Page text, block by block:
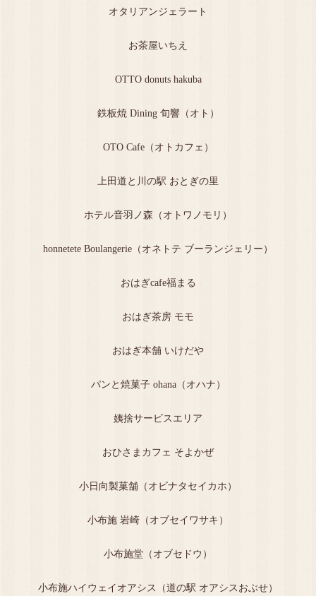
オタリアンジェラート
お茶屋いちえ
OTTO donuts hakuba
鉄板焼 Dining 旬響（オト）
OTO Cafe（オトカフェ）
上田道と川の駅 おとぎの里
ホテル音羽ノ森（オトワノモリ）
honnetete Boulangerie（オネトテ ブーランジェリー）
おはぎcafe福まる
おはぎ茶房 モモ
おはぎ本舗 いけだや
パンと焼菓子 ohana（オハナ）
姨捨サービスエリア
おひさまカフェ そよかぜ
小日向製菓舗（オビナタセイカホ）
小布施 岩崎（オブセイワサキ）
小布施堂（オブセドウ）
小布施ハイウェイオアシス（道の駅 オアシスおぶせ）